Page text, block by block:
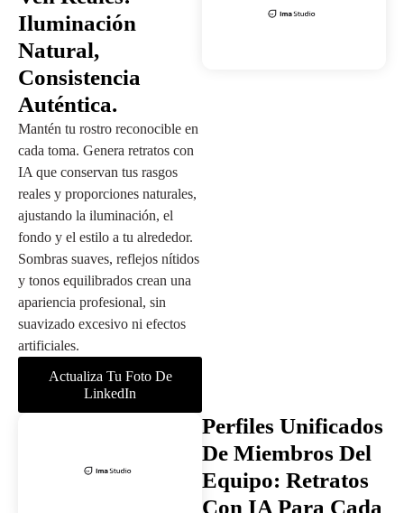
Iluminación
Natural,
Consistencia
Auténtica.
Mantén tu rostro reconocible en
cada toma. Genera retratos con
IA que conservan tus rasgos
reales y proporciones naturales,
ajustando la iluminación, el
fondo y el estilo a tu alrededor.
Sombras suaves, reflejos nítidos
y tonos equilibrados crean una
apariencia profesional, sin
suavizado excesivo ni efectos
artificiales.
Actualiza Tu Foto De
LinkedIn
Perfiles Unificados
De Miembros Del
Equipo: Retratos
Con IA Para Cada